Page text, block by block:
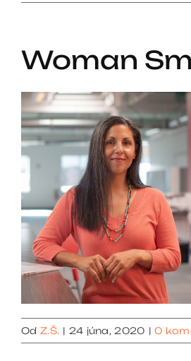
Woman
Od Z.Š. | 24 júna, 2020 | 0